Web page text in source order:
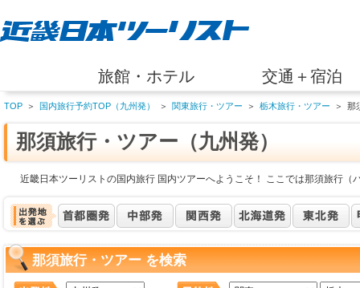
旅館・ホテル 交通＋宿泊
TOP ＞ 国内旅行予約TOP（九州発） ＞ 関東旅行・ツアー ＞ 栃木旅行・ツアー ＞ 那
那須旅行・ツアー（九州発）
近畿日本ツーリストの国内旅行 国内ツアーへようこそ！ ここでは那須旅行（
那須旅行・ツアー を検索